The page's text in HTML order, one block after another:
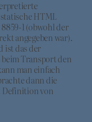
HTML
1 (obwohl der
angegeben war).
ist das der
Transport den
man einfach
dann die
Definition von